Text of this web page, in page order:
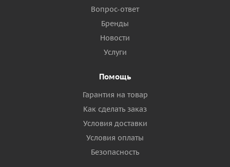
Вопрос-ответ
Бренды
Новости
Услуги
Помощь
Гарантия на товар
Как сделать заказ
Условия доставки
Условия оплаты
Безопасность